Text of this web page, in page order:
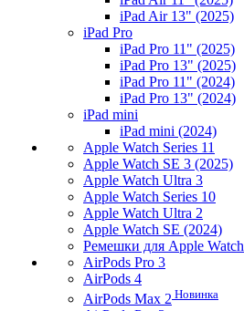
iPad Air 13" (2025)
iPad Pro
iPad Pro 11" (2025)
iPad Pro 13" (2025)
iPad Pro 11" (2024)
iPad Pro 13" (2024)
iPad mini
iPad mini (2024)
Apple Watch Series 11
Apple Watch SE 3 (2025)
Apple Watch Ultra 3
Apple Watch Series 10
Apple Watch Ultra 2
Apple Watch SE (2024)
Ремешки для Apple Watch
AirPods Pro 3
AirPods 4
AirPods Max 2 Новинка